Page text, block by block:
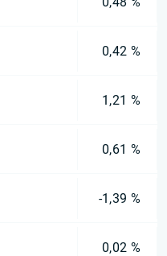
0,42 %
1,21 %
0,61 %
-1,39 %
0,02 %